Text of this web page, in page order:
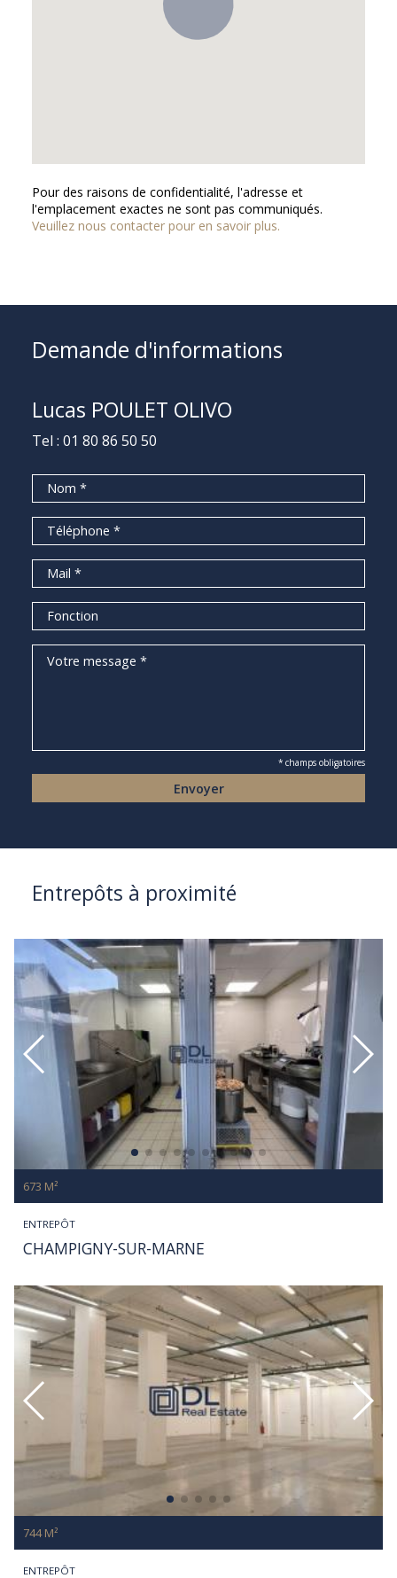
Pour des raisons de confidentialité, l'adresse et
l'emplacement exactes ne sont pas communiqués.
Veuillez nous contacter pour en savoir plus.
Demande d'informations
Lucas POULET OLIVO
Tel : 01 80 86 50 50
* champs obligatoires
Entrepôts à proximité
ENTREPÔT
CHAMPIGNY-SUR-MARNE
673 M²
ENTREPÔT
744 M²